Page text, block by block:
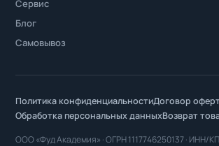
Сервис
Блог
Самовывоз
Политика конфиденциальностиДоговор
Обработка персональных данныхВозврат
ООО «Фуд Академия» · ОГРН 1117746250137 · ИНН/